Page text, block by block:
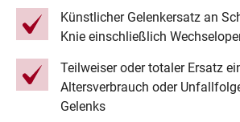
Künstlicher Gelenkersatz an
Knie einschließlich
Teilweiser oder totaler Ersatz
Altersverbrauch oder
Gelenks